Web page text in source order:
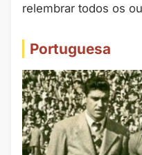
relembrar todos os
Portuguesa